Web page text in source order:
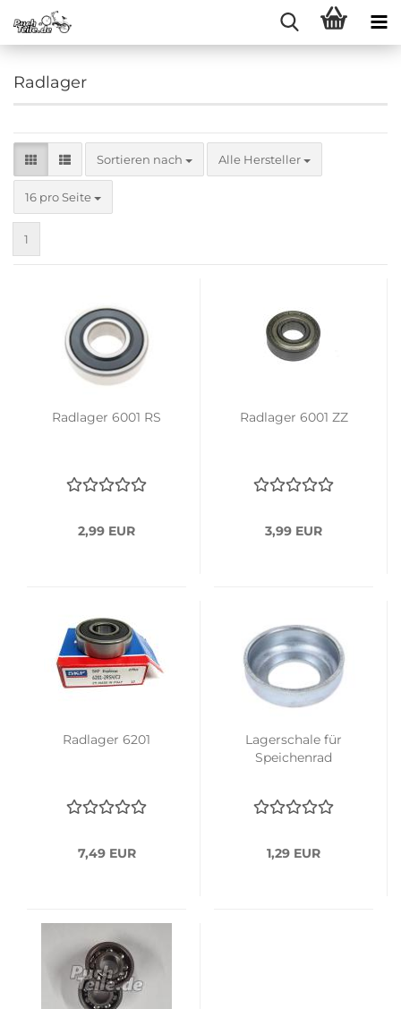
Radlager
Sortieren nach
Sortieren nach Alle Hersteller
16 pro Seite
pro Seite
1
Radlager 6001 RS
2,99 EUR
Radlager 6001 ZZ
3,99 EUR
Radlager 6201
7,49 EUR
Lagerschale für
Speichenrad
1,29 EUR